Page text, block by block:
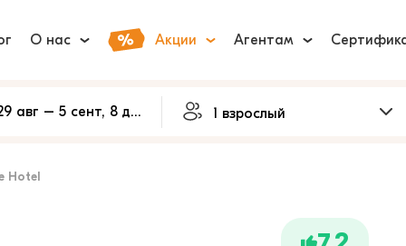
О нас Акции Агентам
Hotel